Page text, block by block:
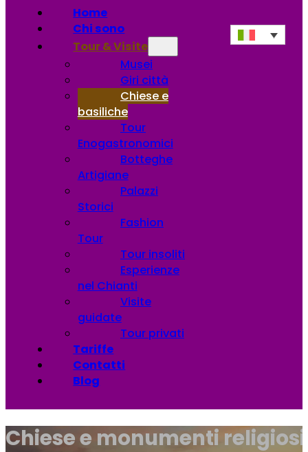
Home
Chi sono
Tour & Visite
Musei
Giri città
Chiese e
basiliche
Tour
Enogastronomici
Botteghe
Artigiane
Palazzi
Storici
Fashion
Tour
Tour insoliti
Esperienze
nel Chianti
Visite
guidate
Tour privati
Tariffe
Contatti
Blog
Chiese e monumenti religiosi